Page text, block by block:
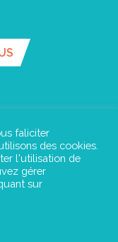
faliciter
des cookies.
l'utilisation de
gérer
sur